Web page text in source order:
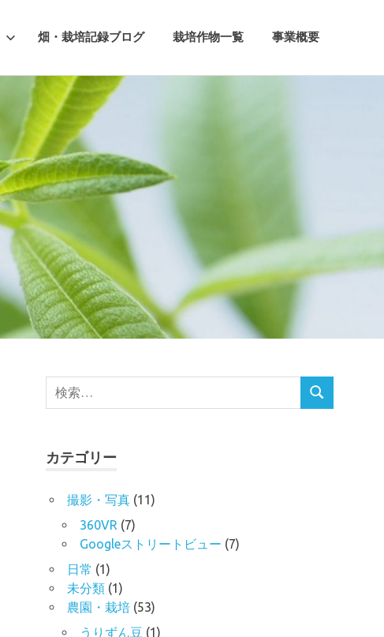
畑・栽培記録ブログ 栽培作物一覧 事業概要
検
検
カテゴリー
撮影・写真 (11)
360VR (7)
Googleストリートビュー (7)
日常 (1)
未分類 (1)
農園・栽培 (53)
うりずん豆 (1)